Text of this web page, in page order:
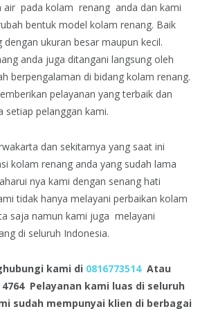
air pada kolam renang anda dan kami
bentuk model kolam renang. Baik
ukuran besar maupun kecil.
anda juga ditangani langsung oleh
berpengalaman di bidang kolam renang.
pelayanan yang terbaik dan
setiap pelanggan kami.
dan sekitarnya yang saat ini
kolam renang anda yang sudah lama
nya kami dengan senang hati
tidak hanya melayani perbaikan kolam
saja namun kami juga melayani
di seluruh Indonesia.
kami di 0816773514 Atau
4764 Pelayanan kami luas di seluruh
sudah mempunyai klien di berbagai